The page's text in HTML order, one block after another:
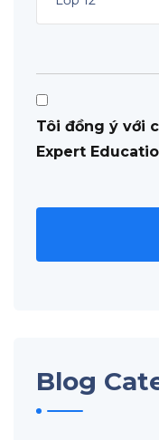
Consent
*
Tôi đồng ý với
Expert
Blog